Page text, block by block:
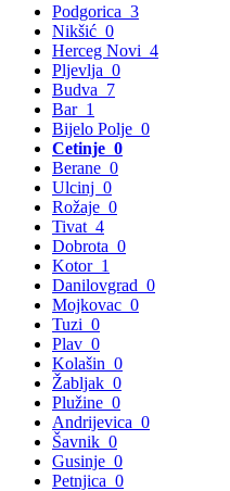
Podgorica 3
Nikšić 0
Herceg Novi 4
Pljevlja 0
Budva 7
Bar 1
Bijelo Polje 0
Cetinje 0
Berane 0
Ulcinj 0
Rožaje 0
Tivat 4
Dobrota 0
Kotor 1
Danilovgrad 0
Mojkovac 0
Tuzi 0
Plav 0
Kolašin 0
Žabljak 0
Plužine 0
Andrijevica 0
Šavnik 0
Gusinje 0
Petnjica 0